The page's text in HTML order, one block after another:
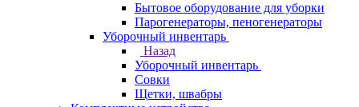
Бытовое оборудование для уборки
Парогенераторы, пеногенераторы
Уборочный инвентарь
Назад
Уборочный инвентарь
Совки
Щетки, швабры